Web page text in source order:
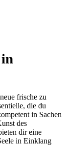
frische zu
die du
in Sachen
des
dir eine
in Einklang